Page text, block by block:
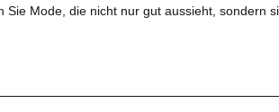
Mode, die nicht nur gut aussieht, sondern